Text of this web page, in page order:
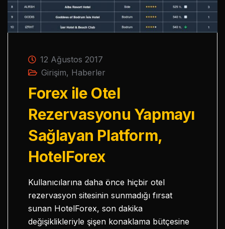
12 Ağustos 2017
Girişim, Haberler
Forex ile Otel
Rezervasyonu Yapmayı
Sağlayan Platform,
HotelForex
Kullanıcılarına daha önce hiçbir otel
rezervasyon sitesinin sunmadığı fırsat
sunan HotelForex, son dakika
değişiklikleriyle şişen konaklama bütçesine